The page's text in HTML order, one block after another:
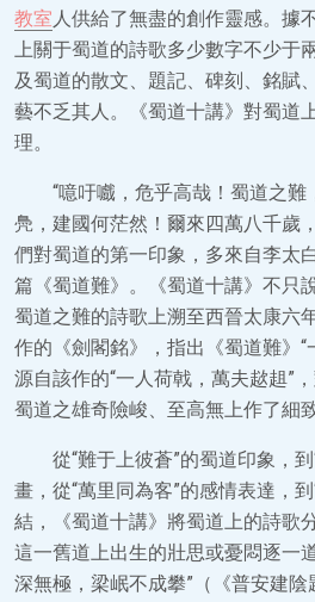
教室人供給了無盡的創作靈感。據
上關于蜀道的詩歌多少數字不少于
及蜀道的散文、題記、碑刻、銘賦
藝不乏其人。《蜀道十講》對蜀道
理。
“噫吁嚱，危乎高哉！蜀道之
鳧，建國何茫然！爾來四萬八千歲
們對蜀道的第一印象，多來自李太
篇《蜀道難》。《蜀道十講》不只
蜀道之難的詩歌上溯至西晉太康六
作的《劍閣銘》，指出《蜀道難》“
源自該作的“一人荷戟，萬夫趑趄”
蜀道之雄奇險峻、至高無上作了細
從“難于上彼蒼”的蜀道印象，
畫，從“萬里同為客”的感情表達，
結，《蜀道十講》將蜀道上的詩歌
這一舊道上出生的壯思或憂悶逐一
深無極，梁岷不成攀”（《普安建